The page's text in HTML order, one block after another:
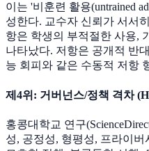
이는 '비훈련 활용(untrained
성한다. 교수자 신뢰가 서서
항은 학생의 부적절한 사용,
나타났다. 저항은 공개적 반
능 회피와 같은 수동적 저항
제4위: 거버넌스/정책 격차
홍콩대학교 연구
성, 공정성, 형평성, 프라이